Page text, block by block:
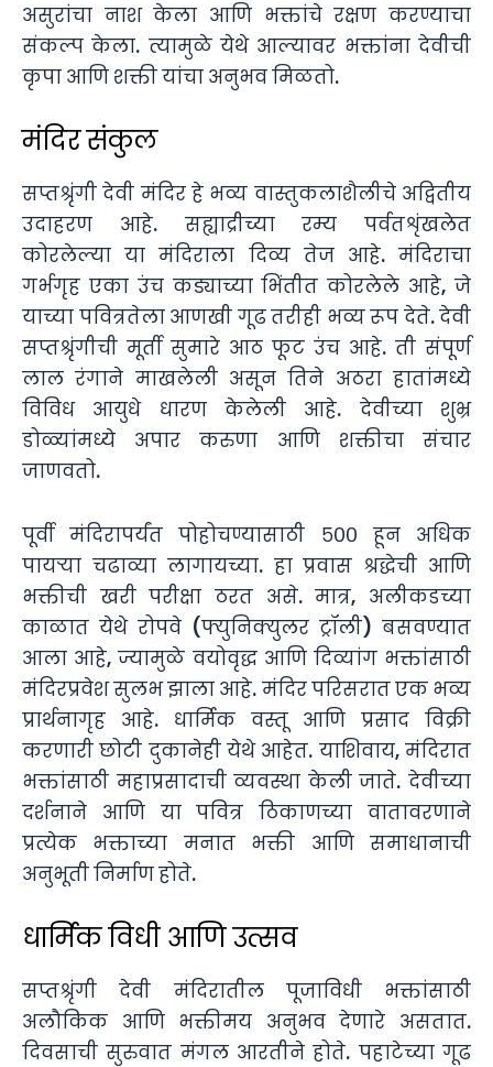
असुरांचा नाश केला आणि भक्तांचे रक्षण करण्याचा
संकल्प केला. त्यामुळे येथे आल्यावर भक्तांना देवीची
कृपा आणि शक्ती यांचा अनुभव मिळतो.
मंदिर संकुल
सप्तश्रृंगी देवी मंदिर हे भव्य वास्तुकलाशैलीचे अद्वितीय
उदाहरण आहे. सह्याद्रीच्या रम्य पर्वतशृंखलेत
कोरलेल्या या मंदिराला दिव्य तेज आहे. मंदिराचा
गर्भगृह एका उंच कड्याच्या भिंतीत कोरलेले आहे, जे
याच्या पवित्रतेला आणखी गूढ तरीही भव्य रूप देते. देवी
सप्तश्रृंगीची मूर्ती सुमारे आठ फूट उंच आहे. ती संपूर्ण
लाल रंगाने माखलेली असून तिने अठरा हातांमध्ये
विविध आयुधे धारण केलेली आहे. देवीच्या शुभ्र
डोळ्यांमध्ये अपार करुणा आणि शक्तीचा संचार
जाणवतो.
पूर्वी मंदिरापर्यंत पोहोचण्यासाठी ५०० हून अधिक
पायऱ्या चढाव्या लागायच्या. हा प्रवास श्रद्धेची आणि
भक्तीची खरी परीक्षा ठरत असे. मात्र, अलीकडच्या
काळात येथे रोपवे (फ्युनिक्युलर ट्रॉली) बसवण्यात
आला आहे, ज्यामुळे वयोवृद्ध आणि दिव्यांग भक्तांसाठी
मंदिरप्रवेश सुलभ झाला आहे. मंदिर परिसरात एक भव्य
प्रार्थनागृह आहे. धार्मिक वस्तू आणि प्रसाद विक्री
करणारी छोटी दुकानेही येथे आहेत. याशिवाय, मंदिरात
भक्तांसाठी महाप्रसादाची व्यवस्था केली जाते. देवीच्या
दर्शनाने आणि या पवित्र ठिकाणच्या वातावरणाने
प्रत्येक भक्ताच्या मनात भक्ती आणि समाधानाची
अनुभूती निर्माण होते.
धार्मिक विधी आणि उत्सव
सप्तश्रृंगी देवी मंदिरातील पूजाविधी भक्तांसाठी
अलौकिक आणि भक्तीमय अनुभव देणारे असतात.
दिवसाची सुरुवात मंगल आरतीने होते. पहाटेच्या गूढ